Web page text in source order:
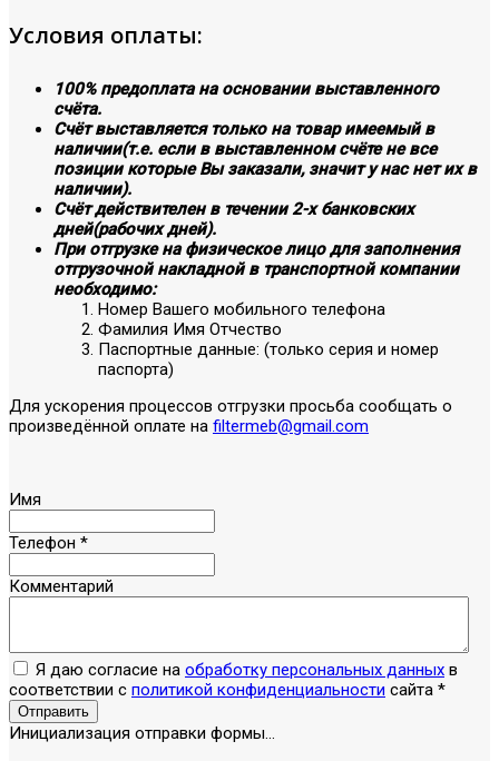
Условия оплаты:
100% предоплата на основании выставленного
счёта.
Счёт выставляется только на товар имеемый в
наличии(т.е. если в выставленном счёте не все
позиции которые Вы заказали, значит у нас нет их в
наличии).
Счёт действителен в течении 2-х банковских
дней(рабочих дней).
При отгрузке на физическое лицо для заполнения
отгрузочной накладной в транспортной компании
необходимо:
Номер Вашего мобильного телефона
Фамилия Имя Отчество
Паспортные данные: (только серия и номер
паспорта)
Для ускорения процессов отгрузки просьба сообщать о
произведённой оплате на filtermeb@gmail.com
Имя
Телефон *
Комментарий
Я даю согласие на обработку персональных данных в
соответствии с политикой конфиденциальности сайта *
Отправить
Инициализация отправки формы...